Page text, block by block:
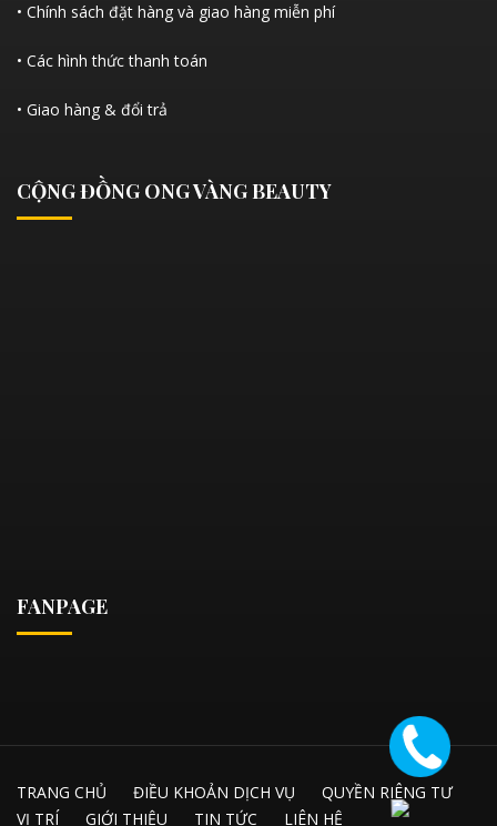
• Chính sách đặt hàng và giao hàng miễn phí
• Các hình thức thanh toán
• Giao hàng & đổi trả
CỘNG ĐỒNG ONG VÀNG BEAUTY
FANPAGE
TRANG CHỦ ĐIỀU KHOẢN DỊCH VỤ
QUYỀN RIÊNG TƯ
VỊ TRÍ
GIỚI THIỆU TIN TỨC LIÊN HỆ